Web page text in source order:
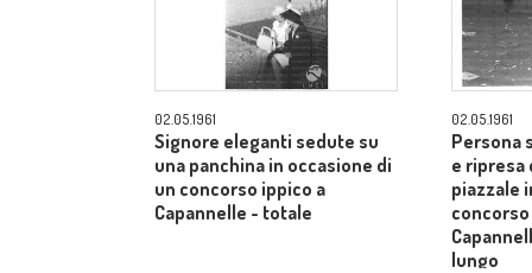
02.05.1961
Signore eleganti sedute su
una panchina in occasione di
un concorso ippico a
Capannelle - totale
02.05.1961
Persona
e ripresa
piazzale
concorso
lungo